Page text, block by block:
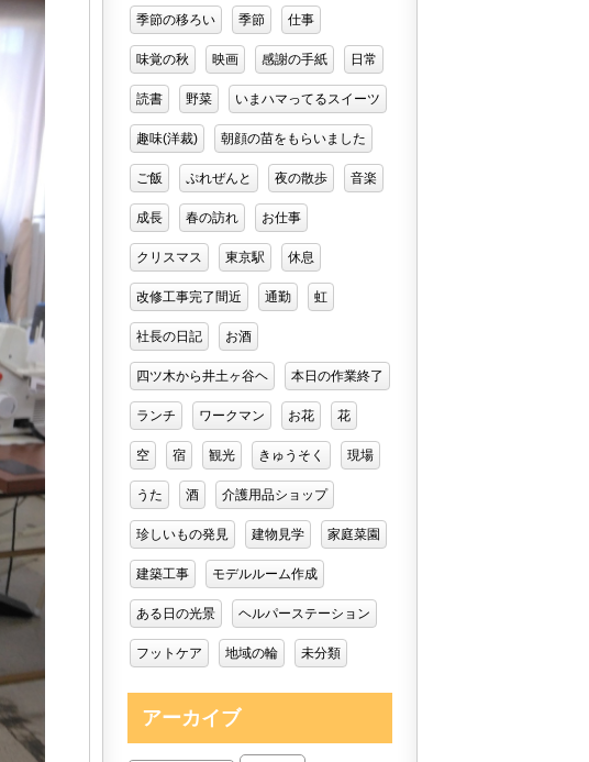
季節の移ろい 季節 仕事
味覚の秋 映画 感謝の手紙 日常
読書 野菜 いまハマってるスイーツ
趣味(洋裁) 朝顔の苗をもらいました
ご飯 ぷれぜんと 夜の散歩 音楽
成長 春の訪れ お仕事
クリスマス 東京駅 休息
改修工事完了間近 通勤 虹
社長の日記 お酒
四ツ木から井土ヶ谷ヘ 本日の作業終了
ランチ ワークマン お花 花
空 宿 観光 きゅうそく 現場
うた 酒 介護用品ショップ
珍しいもの発見 建物見学 家庭菜園
建築工事 モデルルーム作成
ある日の光景 ヘルパーステーション
フットケア 地域の輪 未分類
アーカイブ